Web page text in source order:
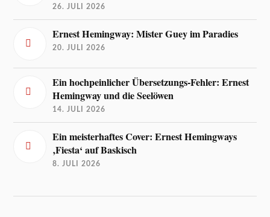
26. JULI 2026
Ernest Hemingway: Mister Guey im Paradies
20. JULI 2026
Ein hochpeinlicher Übersetzungs-Fehler: Ernest
Hemingway und die Seelöwen
14. JULI 2026
Ein meisterhaftes Cover: Ernest Hemingways
‚Fiesta‘ auf Baskisch
8. JULI 2026